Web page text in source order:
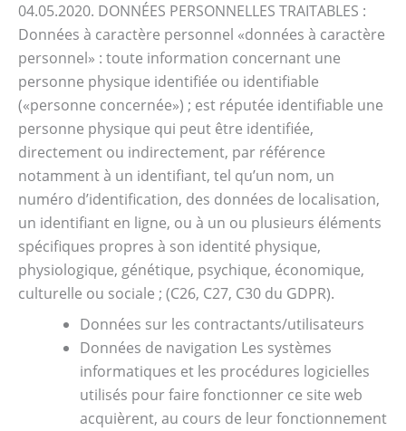
04.05.2020. DONNÉES PERSONNELLES TRAITABLES :
Données à caractère personnel «données à caractère
personnel» : toute information concernant une
personne physique identifiée ou identifiable
(«personne concernée») ; est réputée identifiable une
personne physique qui peut être identifiée,
directement ou indirectement, par référence
notamment à un identifiant, tel qu’un nom, un
numéro d’identification, des données de localisation,
un identifiant en ligne, ou à un ou plusieurs éléments
spécifiques propres à son identité physique,
physiologique, génétique, psychique, économique,
culturelle ou sociale ; (C26, C27, C30 du GDPR).
Données sur les contractants/utilisateurs
Données de navigation Les systèmes
informatiques et les procédures logicielles
utilisés pour faire fonctionner ce site web
acquièrent, au cours de leur fonctionnement